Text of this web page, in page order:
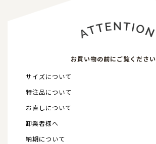
お買い物の前にご覧ください
サイズについて
特注品について
お直しについて
卸業者様へ
納期について